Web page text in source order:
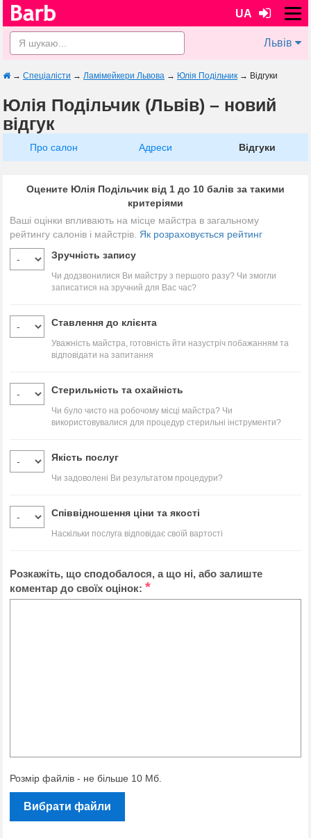
UA
Львів
→ Спеціалісти → Ламімейкери Львова → Юлія Подільчик → Відгуки
Юлія Подільчик (Львів) – новий
відгук
Про салон Адреси Відгуки
Оцените Юлія Подільчик від 1 до 10 балів за такими
критеріями
Ваші оцінки впливають на місце майстра в загальному
рейтингу салонів і майстрів. Як розраховується рейтинг
Зручність запису
Чи додзвонилися Ви майстру з першого разу? Чи змогли
записатися на зручний для Вас час?
Ставлення до клієнта
Уважність майстра, готовність йти назустріч побажанням та
відповідати на запитання
Стерильність та охайність
Чи було чисто на робочому місці майстра? Чи
використовувалися для процедур стерильні інструменти?
Якість послуг
Чи задоволені Ви результатом процедури?
Співвідношення ціни та якості
Наскільки послуга відповідає своїй вартості
Розкажіть, що сподобалося, а що ні, або залиште
коментар до своїх оцінок: *
Розмір файлів - не більше 10 Мб.
Вибрати файли